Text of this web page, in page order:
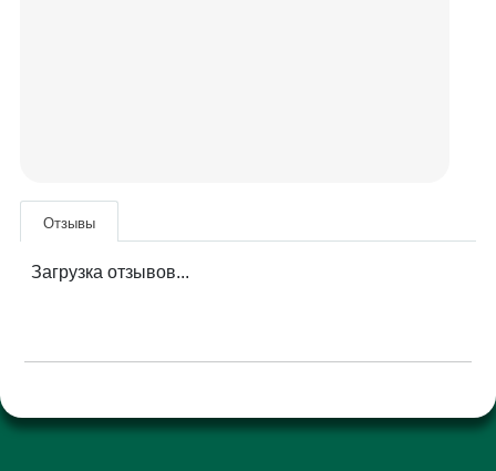
Отзывы
Загрузка отзывов...